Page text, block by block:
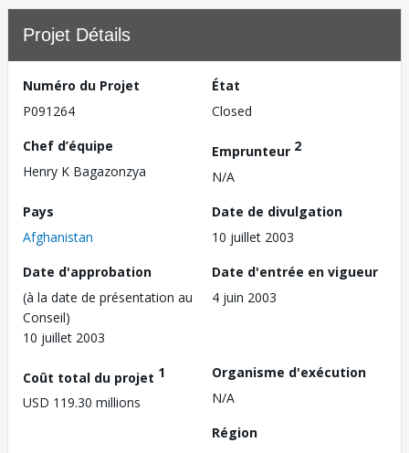
Projet Détails
Numéro du Projet
P091264
État
Closed
Chef d’équipe
Henry K Bagazonzya
Emprunteur 2
N/A
Pays
Afghanistan
Date de divulgation
10 juillet 2003
Date d'approbation
(à la date de présentation au
Conseil)
10 juillet 2003
Date d'entrée en vigueur
4 juin 2003
Coût total du projet 1
USD 119.30 millions
Organisme d'exécution
N/A
Région